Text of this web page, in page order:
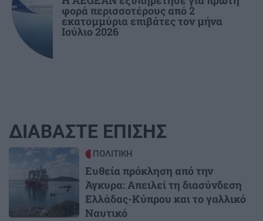
φορά περισσοτέρους από 2
εκατομμύρια επιβάτες τον μήνα
Ιούλιο 2026
ΔΙΑΒΑΣΤΕ ΕΠΙΣΗΣ
ΠΟΛΙΤΙΚΗ
Ευθεία πρόκληση από την
Άγκυρα: Απειλεί τη διασύνδεση
Ελλάδας-Κύπρου και το γαλλικό
Ναυτικό